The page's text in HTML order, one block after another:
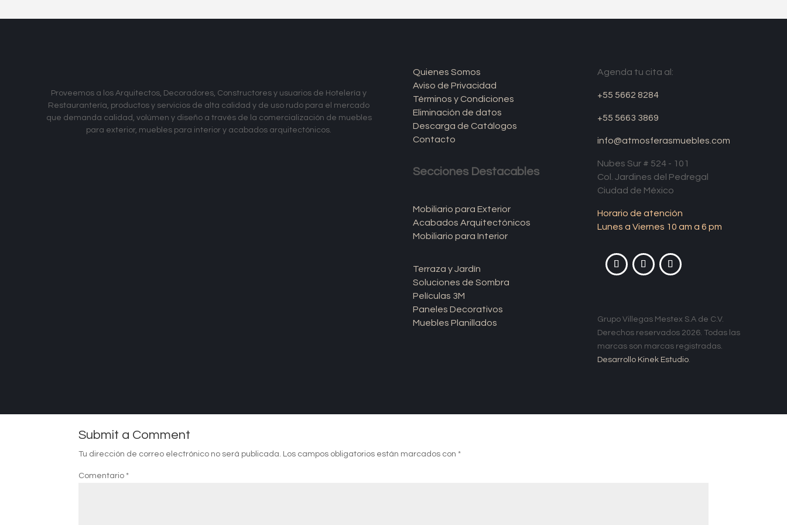
Proveemos a los Arquitectos, Decoradores, Constructores y usuarios de Hotelería y
Restaurantería, productos y servicios de alta calidad y de uso rudo para el mercado
que demanda calidad, volú­men y diseño a través de la comercialización de muebles
para exterior, muebles para interior y acabados arquitectónicos.
Quienes Somos
Aviso de Privacidad
Términos y Condiciones
Eliminación de datos
Descarga de Catálogos
Contacto
Secciones Destacables
Mobiliario para Exterior
Acabados Arquitectónicos
Mobiliario para Interior
Terraza y Jardín
Soluciones de Sombra
Películas 3M
Paneles Decorativos
Muebles Planillados
Agenda tu cita al:
+55 5662 8284
+55 5663 3869
info@atmosferasmuebles.com
Nubes Sur # 524 - 101
Col. Jardines del Pedregal
Ciudad de México
Horario de atención
Lunes a Viernes 10 am a 6 pm
Grupo Villegas Mestex S.A de C.V.
Derechos reservados 2026. Todas las
marcas son marcas registradas.
Desarrollo Kinek Estudio.
Submit a Comment
Tu dirección de correo electrónico no será publicada. Los campos obligatorios están marcados con*
Comentario*